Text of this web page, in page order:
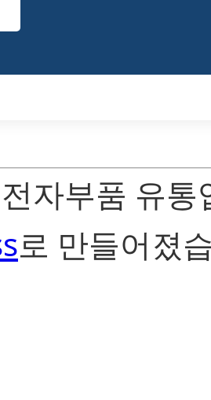
자부품 유
로 만들어졌